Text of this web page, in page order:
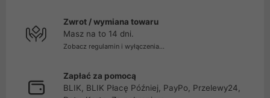
Zwrot / wymiana towaru
Masz na to 14 dni.
Zobacz regulamin i wyłączenia...
Zapłać za pomocą
BLIK, BLIK Płacę Później, PayPo, Przelewy24,